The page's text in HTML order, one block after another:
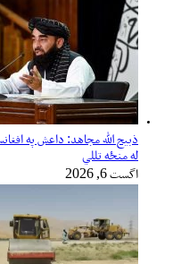
ذبیح الله مجاهد: داعش په
له منځه تللي
اگست 6, 2026